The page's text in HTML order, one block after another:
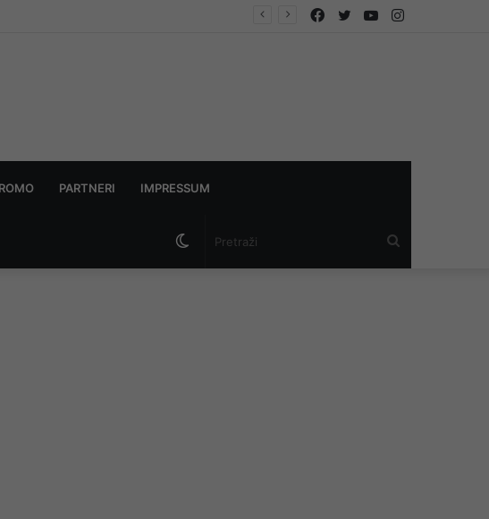
smatrat će se napadom na sve tri Instagram
YouTube
Twitter
Facebook
PARTNERI IMPRESSUM
Switch